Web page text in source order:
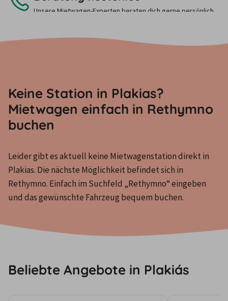
Unsere Mietwagen-Experten beraten dich gerne persönlich.
Keine Station in Plakias?
Mietwagen einfach in Rethymno
buchen
Leider gibt es aktuell keine Mietwagenstation direkt in
Plakias. Die nächste Möglichkeit befindet sich in
Rethymno. Einfach im Suchfeld „Rethymno“ eingeben
und das gewünschte Fahrzeug bequem buchen.
Beliebte Angebote in Plakiás